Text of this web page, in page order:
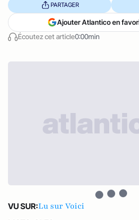
Écoutez cet article0:00min
PARTAGER
Ajouter Atlantico en
VU SUR:Lu sur Voici